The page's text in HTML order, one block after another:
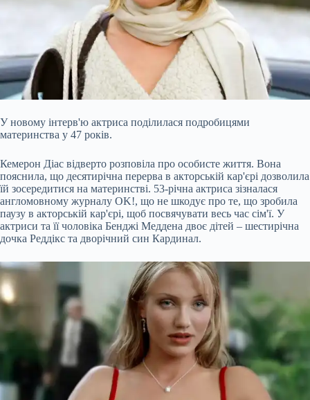
У новому інтерв'ю актриса поділилася подробицями
материнства у 47 років.
Кемерон Діас відверто розповіла про особисте життя. Вона
пояснила, що десятирічна перерва в акторській кар'єрі дозволила
їй зосередитися на материнстві. 53-річна актриса зізналася
англомовному журналу OK!, що не шкодує про те, що зробила
паузу в акторській кар'єрі, щоб посвячувати весь час сім'ї. У
актриси та її чоловіка Бенджі Меддена двоє дітей – шестирічна
дочка Реддікс та дворічний син Кардинал.